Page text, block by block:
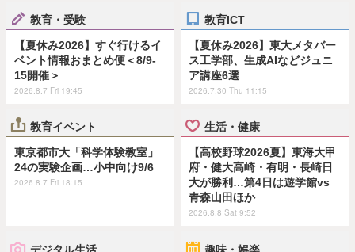
教育・受験
【夏休み2026】すぐ行けるイ
ベント情報おまとめ便＜8/9-
15開催＞
2026.8.7 Fri 19:45
教育ICT
【夏休み2026】東大メタバー
ス工学部、生成AIなどジュニ
ア講座6選
2026.7.30 Thu 11:15
教育イベント
東京都市大「科学体験教室」
24の実験企画…小中向け9/6
2026.8.7 Fri 18:15
生活・健康
【高校野球2026夏】東海大甲
府・健大高崎・有明・長崎日
大が勝利…第4日は遊学館vs
青森山田ほか
2026.8.8 Sat 9:52
デジタル生活 趣味・娯楽